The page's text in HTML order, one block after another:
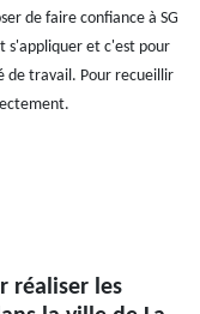
de faire confiance à SG
s'appliquer et c'est pour
de travail. Pour recueillir
réaliser les